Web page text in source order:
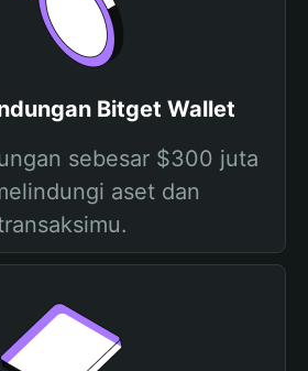
Bitget Wallet
sebesar $300 juta
aset dan